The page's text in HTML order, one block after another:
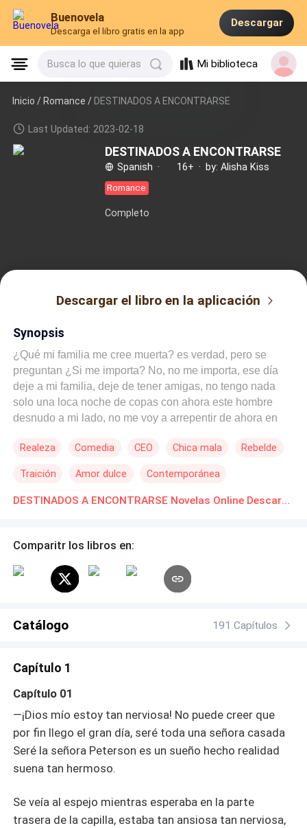
Buenovela
Descarga el libro gratis en la app
Descargar
Busca lo que quieras Mi biblioteca
Inicio /Romance / DESTINADOS A ENCONTRARSE
Last Updated: 2023-02-18
DESTINADOS A ENCONTRARSE
Spanish · 16+ · by: Alisha Kiss
Romance
Completo
Descargar el libro en la aplicación
Synopsis
¿Qué mi familia me cree muerta? es verdad, pero se
preguntan ¿Si me importa? No, no me importa, ese día
deje a mi familia, deje de tener amigas, no tengo nada
solo una loca noche de copas con ahora este hombre
desnudo a mi lado, no me voy a arrepentir de ahora en
niña tonta que se dejó timar y embaucar como estúpida
madre y la alta sociedad, ya no soy esa que amaba y
confiaba ciegamente he dejado de creer que el amor
conmigo?, nunca empecé esto con esa intención, el día
boda jure no volver a sentir esto ¿Qué haré?
Realeza Comedia CEO Chica mala Rebelde
Traición Amor dulce Contemporánea
Matrimonio por Contrato DESTINADOS A ENCONTRARSE Novelas Online Descarga gratuita de PDF
Comparitr los libros en:
Catálogo 191 Capítulos
Capítulo 1
Capítulo 01
—¡Dios mío estoy tan nerviosa! No puede creer que
por fin llego el gran día, seré toda una señora casada
Seré la señora Peterson es un sueño hecho realidad
suena tan hermoso.
Se veía al espejo mientras esperaba en la parte
trasera de la capilla, estaba tan ansiosa tan nerviosa,